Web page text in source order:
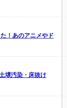
！あのアニメやド
壌汚染・床抜け